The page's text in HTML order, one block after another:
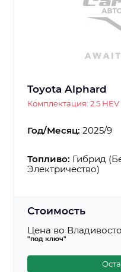
Toyota Alphard
Комплектация: 2.5
Год/Месяц: 2025/9
Топливо: Гибрид
Электричество)
Стоимость
Цена во
"под ключ"